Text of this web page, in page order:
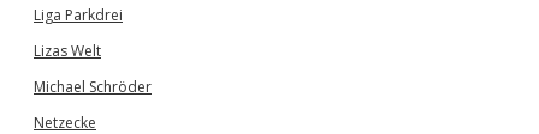
Liga Parkdrei
Lizas Welt
Michael Schröder
Netzecke